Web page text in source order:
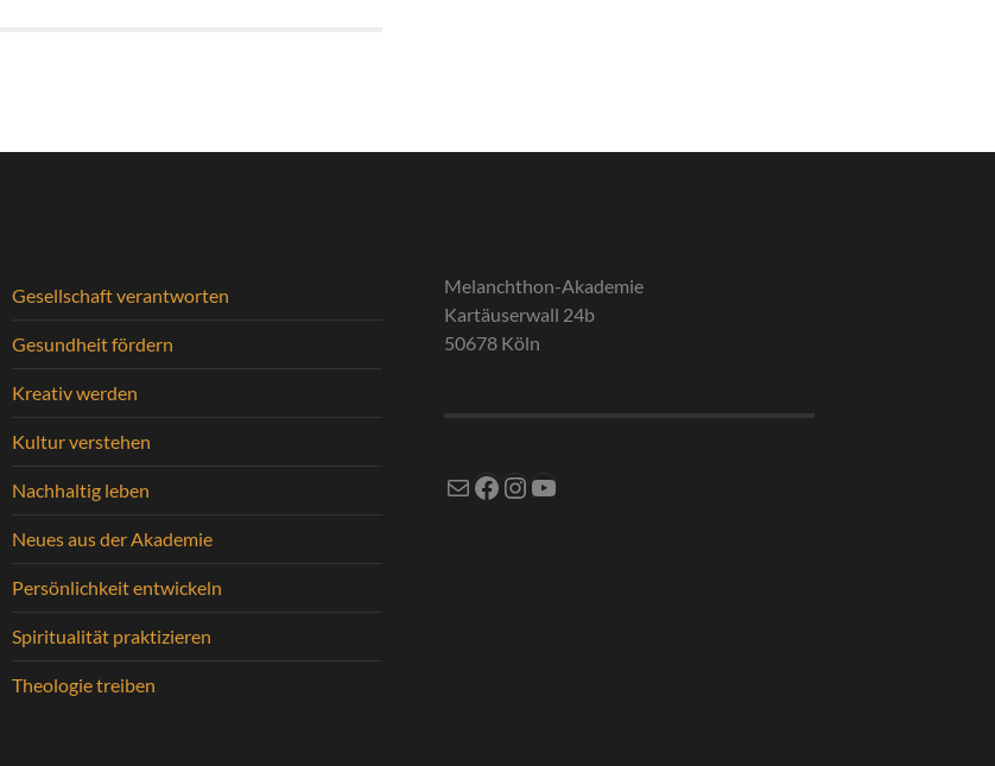
Gesellschaft verantworten
Gesundheit fördern
Kreativ werden
Kultur verstehen
Nachhaltig leben
Neues aus der Akademie
Persönlichkeit entwickeln
Spiritualität praktizieren
Theologie treiben
Melanchthon-Akademie
Kartäuserwall 24b
50678 Köln
E-MailFacebook
Instagram
YouTube